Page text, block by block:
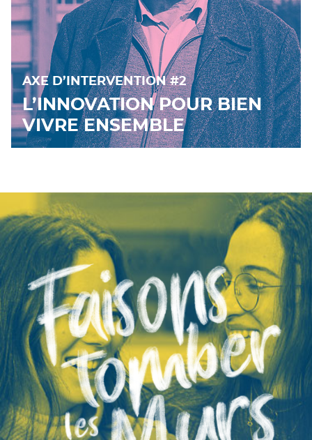
AXE D’INTERVENTION #2
L’INNOVATION POUR BIEN
VIVRE ENSEMBLE